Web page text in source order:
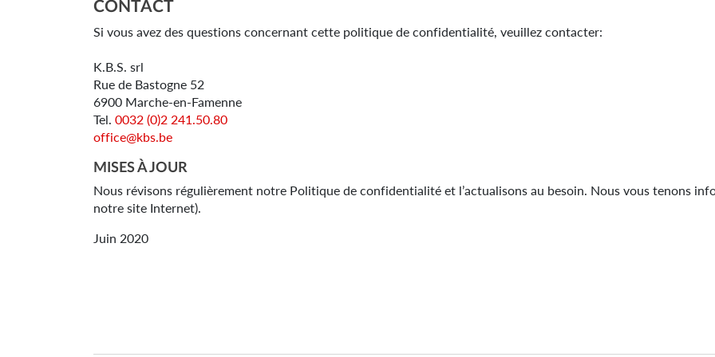
CONTACT
Si vous avez des questions concernant cette politique de confidentialité, veuillez contacter:
K.B.S. srl
Rue de Bastogne 52
6900 Marche-en-Famenne
Tel. 0032 (0)2 241.50.80
office@kbs.be
MISES À JOUR
Nous révisons régulièrement notre Politique de confidentialité et l’actualisons au besoin. Nous vous tenons
notre site Internet).
Juin 2020